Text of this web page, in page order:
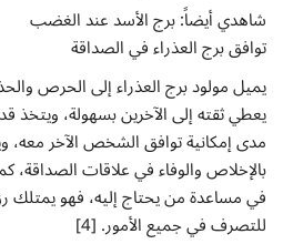
شاهدي أيضاً: برج الأسد عند الغضب
توافق برج العذراء في الصداقة
يميل مولود برج العذراء إلى الحرص
يعطي ثقته إلى الآخرين بسهولة، ويتخذ
مدى إمكانية توافق الشخص الآخر معه،
بالإخلاص والوفاء في علاقات الصداقة،
في مساعدة من يحتاج إليه، فهو يمتلك
للتصرف في جميع الأمور. [4]